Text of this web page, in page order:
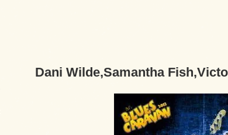
Dani Wilde,Samantha